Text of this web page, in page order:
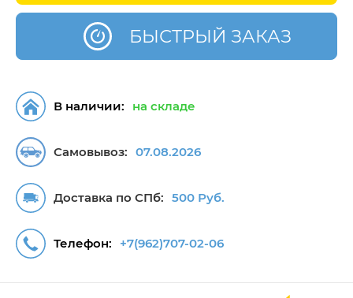
БЫСТРЫЙ ЗАКАЗ
Самовывоз: 07.08.2026
Доставка по СПб: 500 Руб.
В наличии: на складе
Телефон: +7(962)707-02-06